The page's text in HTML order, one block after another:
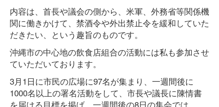
内容は、首長や議会の側から、米軍、外務省等関係機
関に働きかけて、禁酒令や外出禁止令を緩和していた
だきたい、という趣旨のものです。
沖縄市の中心地の飲食店組合の活動には私も参加させ
ていただいております。
3月1日に市民の広場に97名が集まり、一週間後に
1000名以上の署名活動をして、市長や議長に陳情書
を届ける目標を掲げ、一週間後の8日の集会では、